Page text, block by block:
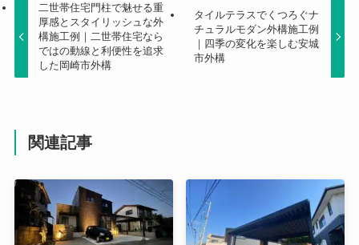
二世帯住宅門柱で魅せる重
厚感とスタイリッシュな外
構施工例｜二世帯住宅なら
ではの動線と利便性を追求
した岡崎市外構
タイルテラスでくつろぐナ
チュラルモダン外構施工例
｜四季の変化を楽しむ安城
市外構
関連記事